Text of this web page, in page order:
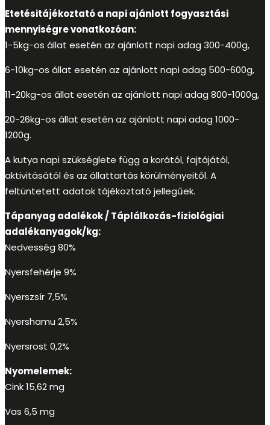
Etetésitájékoztató a napi ajánlott fogyasztási
mennyiségre vonatkozóan:
1-5kg-os állat esetén az ajánlott napi adag 300-400g,
6-10kg-os állat esetén az ajánlott napi adag 500-600g,
11-20kg-os állat esetén az ajánlott napi adag 800-1000g,
20-26kg-os állat esetén az ajánlott napi adag 1000-
1200g.
A kutya napi szükséglete függ a korától, fajtájától,
aktivitásától és az állattartás körülményeitől. A
feltüntetett adatok tájékoztató jellegűek.
Tápanyag adalékok / Táplálkozás-fiziológiai
adalékanyagok/kg:
Nedvesség 80%
Nyersfehérje 9%
Nyerszsír 7,5%
Nyershamu 2,5%
Nyersrost 0,2%
Nyomelemek:
Cink 15,62 mg
Vas 6,5 mg